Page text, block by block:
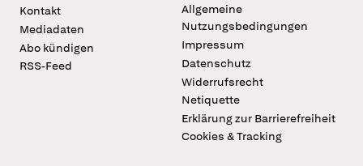
Kontakt
Mediadaten
Abo kündigen
RSS-Feed
Allgemeine
Nutzungsbedingungen
Impressum
Datenschutz
Widerrufsrecht
Netiquette
Erklärung zur Barrierefreiheit
Cookies & Tracking